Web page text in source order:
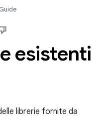
Guide
esistenti
librerie fornite da